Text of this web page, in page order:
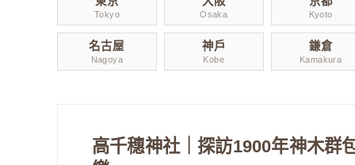
Tokyo Osaka Kyoto
名古屋
Nagoya
神戶
Kobe
鎌倉
Kamakura
高千穗神社｜探訪1900年神木群